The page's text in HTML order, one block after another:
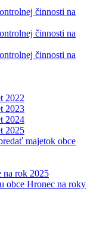
činnosti na
činnosti na
činnosti na
2022
2023
2024
2025
majetok obce
na rok 2025
obce Hronec na roky